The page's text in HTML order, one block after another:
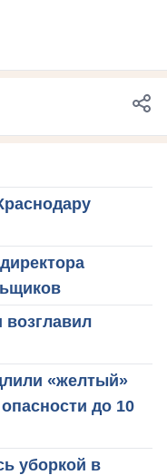
«желтый»
до 10
уборкой в